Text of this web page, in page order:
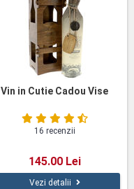
Vin in Cutie Cadou Vise
16 recenzii
145.00 Lei
Vezi detalii